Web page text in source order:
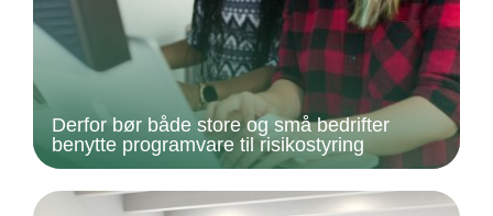
Derfor bør både store og små bedrifter
benytte programvare til risikostyring